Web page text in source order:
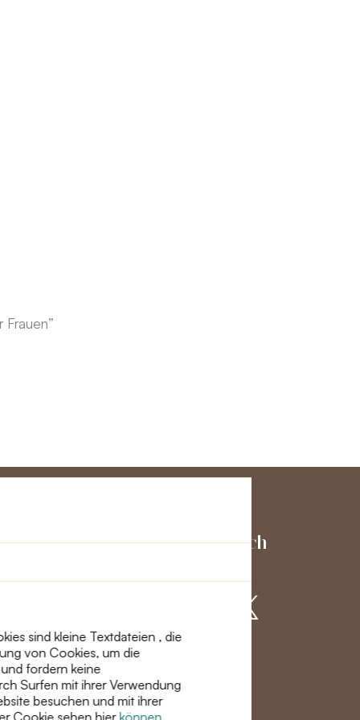
sind kleine Textdateien , die
von Cookies, um die
fordern keine
Surfen mit ihrer Verwendung
besuchen und mit ihrer
Cookie sehen hier können
Frauen”
Schließen Sie sich